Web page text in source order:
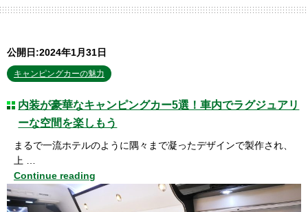
公開日:2024年1月31日
キャンピングカーの魅力
内装が豪華なキャンピングカー5選！車内でラグジュアリ
ーな空間を楽しもう
まるで一流ホテルのように隅々まで凝ったデザインで製作され、
上 …
Continue reading